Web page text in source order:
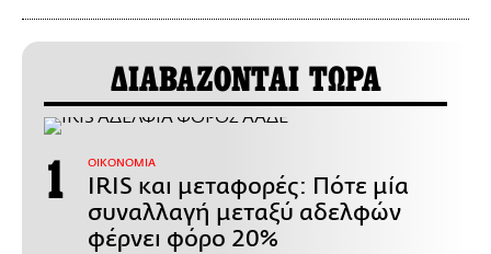
ΔΙΑΒΑΖΟΝΤΑΙ ΤΩΡΑ
ΟΙΚΟΝΟΜΙΑ
IRIS και μεταφορές: Πότε μία
συναλλαγή μεταξύ αδελφών
φέρνει φόρο 20%